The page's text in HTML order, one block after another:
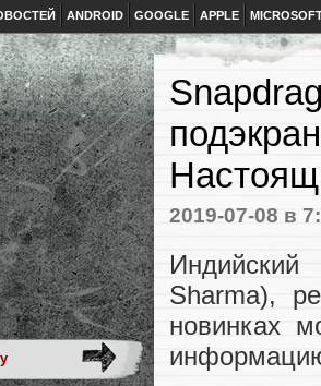
ANDROID GOOGLE APPLE
2019-07-08 в
Sharma),
новинках